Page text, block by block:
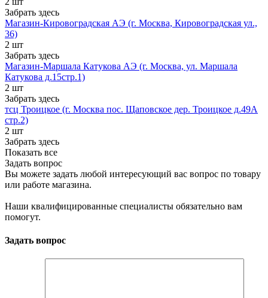
Забрать здесь
Магазин-Кировоградская АЭ (г. Москва, Кировоградская ул.,
36)
2 шт
Забрать здесь
Магазин-Маршала Катукова АЭ (г. Москва, ул. Маршала
Катукова д.15стр.1)
2 шт
Забрать здесь
тсц Троицкое (г. Москва пос. Щаповское дер. Троицкое д.49А
стр.2)
2 шт
Забрать здесь
Показать все
Задать вопрос
Вы можете задать любой интересующий вас вопрос по товару
или работе магазина.
Наши квалифицированные специалисты обязательно вам
помогут.
Задать вопрос